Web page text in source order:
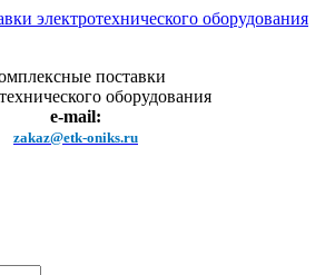
поставки
оборудования
e-mail:
zakaz@etk-oniks.ru